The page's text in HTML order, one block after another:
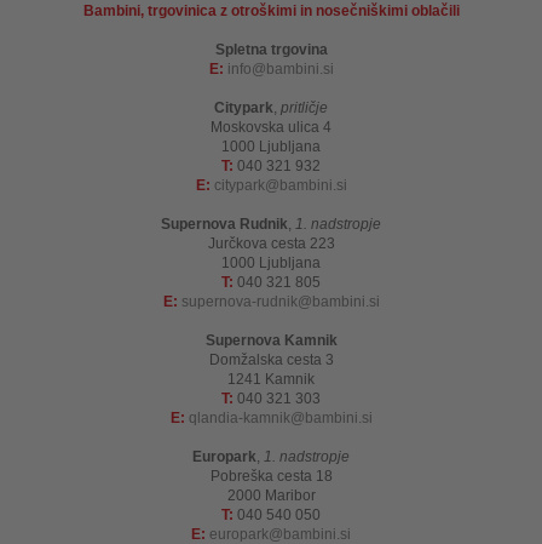
Bambini, trgovinica z otroškimi in nosečniškimi oblačili
Spletna trgovina
E: info bambini.si
Citypark, pritličje
Moskovska ulica 4
1000 Ljubljana
T: 040 321 932
E: citypark bambini.si
Supernova Rudnik, 1. nadstropje
Jurčkova cesta 223
1000 Ljubljana
T: 040 321 805
E: supernova-rudnik bambini.si
Supernova Kamnik
Domžalska cesta 3
1241 Kamnik
T: 040 321 303
E: qlandia-kamnik bambini.si
Europark, 1. nadstropje
Pobreška cesta 18
2000 Maribor
T: 040 540 050
E: europark bambini.si